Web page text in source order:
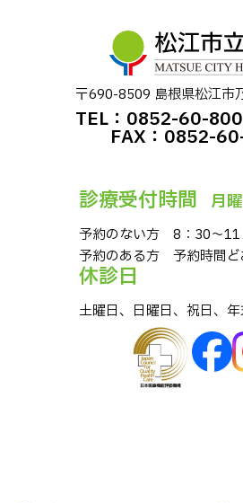
〒690-8509 島根県松江市
TEL：0852-60-
FAX：0852-
診療受付時間 ⽉
予約のない⽅ 8：30〜11
予約のある⽅ 予約時間ど
休診⽇
⼟曜⽇、⽇曜⽇、祝⽇、